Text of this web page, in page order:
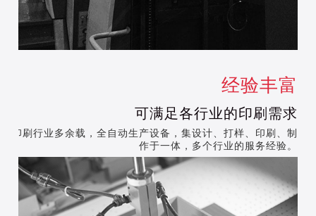
经验丰富
可满足各行业的印刷需求
印刷行业多余载，全自动生产设备，集设计、打样、印刷、制
作于一体，多个行业的服务经验。